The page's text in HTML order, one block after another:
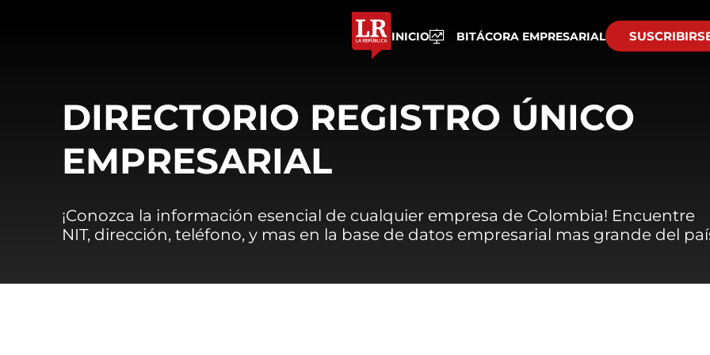
INICIO BITÁCORA EMPRESARIAL
DIRECTORIO REGISTRO ÚNICO
EMPRESARIAL
¡Conozca la información esencial de cualquier empresa de Colombia! Encuentre
NIT, dirección, teléfono, y mas en la base de datos empresarial mas grande del